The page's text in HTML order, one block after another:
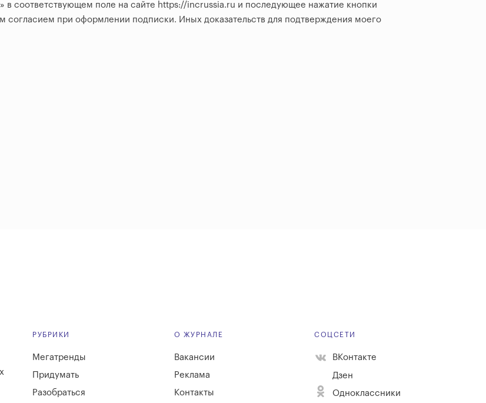
в соответствующем поле на сайте https://incrussia.ru и последующее нажатие кнопки
согласием при оформлении подписки. Иных доказательств для подтверждения моего
РУБРИКИ
Мегатренды
Придумать
Разобраться
О ЖУРНАЛЕ
Вакансии
Реклама
Контакты
СОЦСЕТИ
ВКонтакте
Дзен
Одноклассники